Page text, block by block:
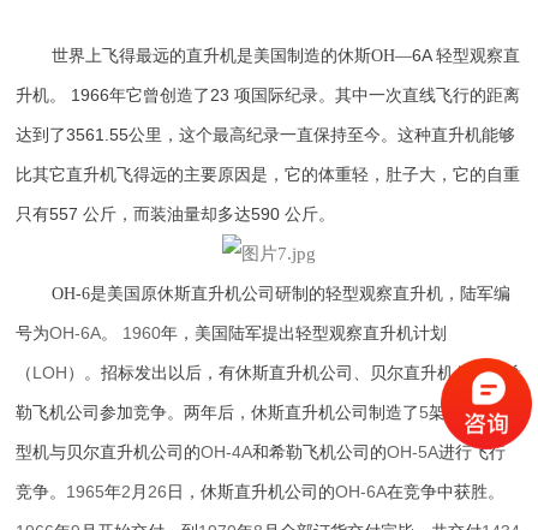
世界上飞得最远的直升机是美国制造的休斯OH—6A轻型观察直
升机。 1966年它曾创造了 23项国际纪录。其中一次直线飞行的距离
达到了3561.55公里，这个最高纪录一直保持至今。这种直升机能够
比其它直升机飞得远的主要原因是，它的体重轻，肚子大，它的自重
只有557公斤，而装油量却多达590公斤。
OH-6是美国原休斯直升机公司研制的轻型观察直升机，陆军编
号为OH-6A。 1960年，美国陆军提出轻型观察直升机计划
（ LOH ）。招标发出以后，有休斯直升机公司、贝尔直升机公司和希
勒飞机公司参加竞争。两年后，休斯直升机公司制造了 5架 OH-6A原
型机与贝尔直升机公司的OH-4A和希勒飞机公司的OH-5A进行飞行
竞争。 1965年2 月 26 日，休斯直升机公司的OH-6A在竞争中获胜。